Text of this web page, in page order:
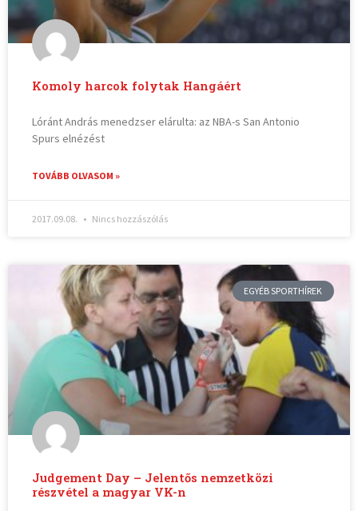
Komoly harcok folytak Hangáért
Lóránt András menedzser elárulta: az NBA-s San Antonio
Spurs elnézést
TOVÁBB OLVASOM »
2017.09.08. Nincs hozzászólás
EGYÉB SPORTHÍREK
Judgement Day – Jelentős nemzetközi
részvétel a magyar VK-n